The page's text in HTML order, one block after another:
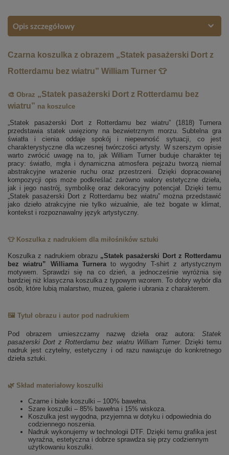
Opis szczegółowy
Czarna koszulka z obrazem „Statek pasażerski Dort z
Rotterdamu bez wiatru” William Turner 👕
🎨 Obraz „Statek pasażerski Dort z Rotterdamu bez
wiatru” na koszulce
„Statek pasażerski Dort z Rotterdamu bez wiatru” (1818) Turnera
przedstawia statek uwięziony na bezwietrznym morzu. Subtelna gra
światła i cienia oddaje spokój i niepewność sytuacji, co jest
charakterystyczne dla wczesnej twórczości artysty. W szerszym opisie
warto zwrócić uwagę na to, jak William Turner buduje charakter tej
pracy: światło, mgła i dynamiczna atmosfera pejzażu tworzą niemal
abstrakcyjne wrażenie ruchu oraz przestrzeni. Dzięki dopracowanej
kompozycji opis może podkreślać zarówno walory estetyczne dzieła,
jak i jego nastrój, symbolikę oraz dekoracyjny potencjał. Dzięki temu
„Statek pasażerski Dort z Rotterdamu bez wiatru” można przedstawić
jako dzieło atrakcyjne nie tylko wizualnie, ale też bogate w klimat,
kontekst i rozpoznawalny język artystyczny.
👕 Koszulka z nadrukiem dla miłośników sztuki
Koszulka z nadrukiem obrazu „Statek pasażerski Dort z Rotterdamu
bez wiatru” Williama Turnerato wygodny T-shirt z artystycznym
motywem. Sprawdzi się na co dzień, a jednocześnie wyróżnia się
bardziej niż klasyczna koszulka z typowym wzorem. To dobry wybór dla
osób, które lubią malarstwo, muzea, galerie i ubrania z charakterem.
🖼️ Tytuł obrazu i autor pod nadrukiem
Pod obrazem umieszczamy nazwę dzieła oraz autora: Statek
pasażerski Dort z Rotterdamu bez wiatru William Turner. Dzięki temu
nadruk jest czytelny, estetyczny i od razu nawiązuje do konkretnego
dzieła sztuki.
🌿 Skład materiałowy koszulki
Czarne i białe koszulki – 100% bawełna.
Szare koszulki – 85% bawełna i 15% wiskoza.
Koszulka jest wygodna, przyjemna w dotyku i odpowiednia do
codziennego noszenia.
Nadruk wykonujemy w technologii DTF. Dzięki temu grafika jest
wyraźna, estetyczna i dobrze sprawdza się przy codziennym
użytkowaniu koszulki.